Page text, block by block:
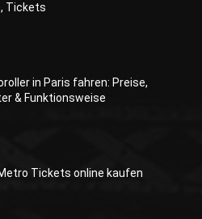
Tickets
in Paris fahren: Preise,
& Funktionsweise
Tickets online kaufen